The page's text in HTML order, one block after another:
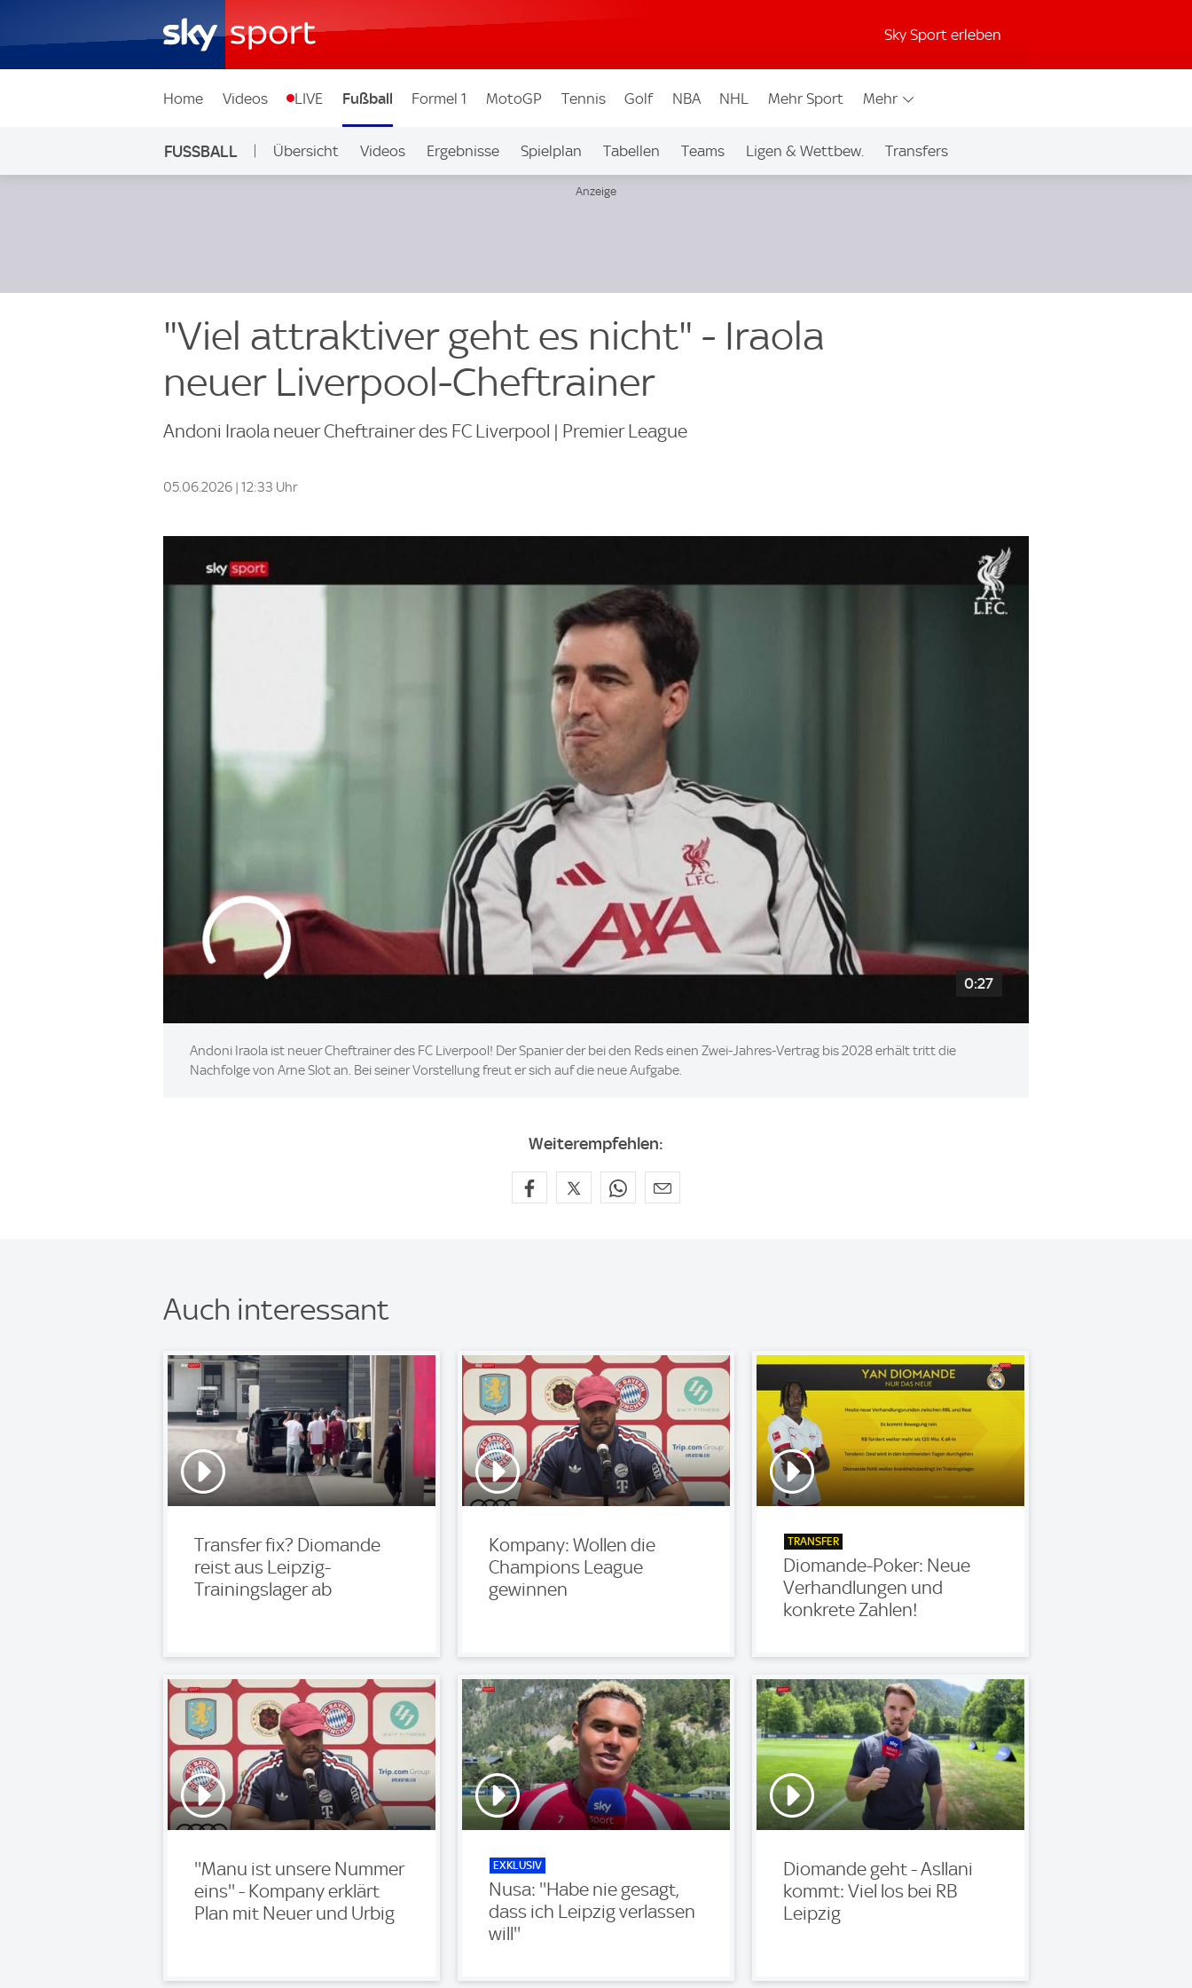
Sky Sport erleben
Home Videos LIVE Fußball Formel 1 MotoGP Tennis Golf NBA NHL Mehr Sport Mehr
FUSSBALL Übersicht Videos Ergebnisse Spielplan Tabellen Teams Ligen & Wettbew. Transfers
"Viel attraktiver geht es nicht" - Iraola
neuer Liverpool-Cheftrainer
Andoni Iraola neuer Cheftrainer des FC Liverpool | Premier League
05.06.2026 | 12:33 Uhr
0:27
Andoni Iraola ist neuer Cheftrainer des FC Liverpool! Der Spanier der bei den Reds einen Zwei-Jahres-Vertrag bis 2028 erhält tritt die
Nachfolge von Arne Slot an. Bei seiner Vorstellung freut er sich auf die neue Aufgabe.
Weiterempfehlen:
Auch interessant
Transfer fix? Diomande
reist aus Leipzig-
Trainingslager ab
Kompany: Wollen die
Champions League
gewinnen
TRANSFER
Diomande-Poker: Neue
Verhandlungen und
konkrete Zahlen!
''Manu ist unsere Nummer
eins'' - Kompany erklärt
Plan mit Neuer und Urbig
EXKLUSIV
Nusa: ''Habe nie gesagt,
dass ich Leipzig verlassen
will''
Diomande geht - Asllani
kommt: Viel los bei RB
Leipzig